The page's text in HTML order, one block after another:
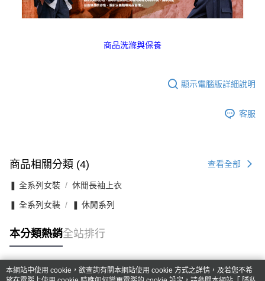
商品洗滌與保養
顯示電腦版詳細說明
客服
商品相關分類 (4) 查看全部
❚ 全系列女裝 休閒長袖上衣
❚ 全系列女裝 ❚ 休閒系列
本分類熱銷全站排行
本網站中使用 cookie，欲查詢有關本網站使用 cookie 方式之詳情，及若您不希